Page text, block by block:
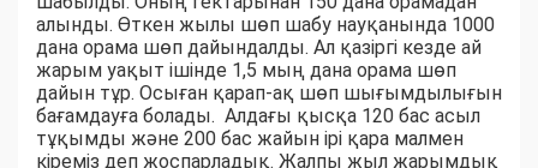
алынды. Өткен жылы шөп шабу науқанында 1000
дана орама шөп дайындалды. Ал қазіргі кезде ай
жарым уақыт ішінде 1,5 мың дана орама шөп
дайын тұр. Осыған қарап-ақ шөп шығымдылығын
бағамдауға болады. Алдағы қысқа 120 бас асыл
тұқымды және 200 бас жайын ірі қара малмен
кіреміз деп жоспарладық. Жалпы жыл жарымдық